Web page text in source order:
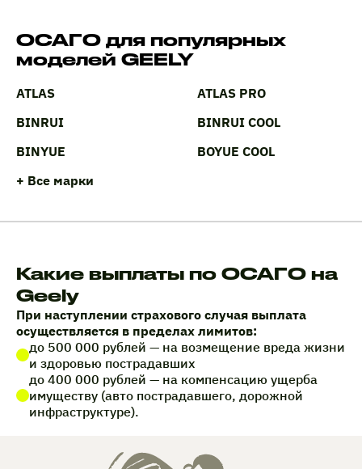
ОСАГО для популярных
моделей GEELY
ATLAS
ATLAS PRO
BINRUI
BINRUI COOL
BINYUE
BOYUE COOL
+ Все марки
Какие выплаты по ОСАГО на
Geely
При наступлении страхового случая выплата
осуществляется в пределах лимитов:
до 500 000 рублей — на возмещение вреда жизни
и здоровью пострадавших
до 400 000 рублей — на компенсацию ущерба
имуществу (авто пострадавшего, дорожной
инфраструктуре).